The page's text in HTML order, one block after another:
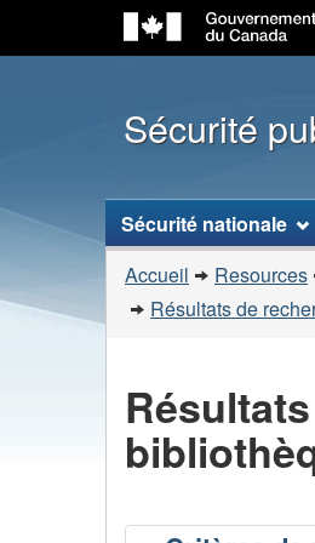
Sécurité
Menu
des
sujets
Sécurité nationale
Vous
êtes
Accueil Resources
Résultats de